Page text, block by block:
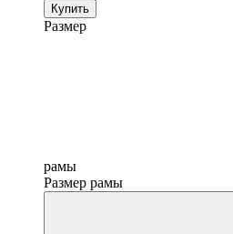
Купить
Размер
рамы
Размер рамы